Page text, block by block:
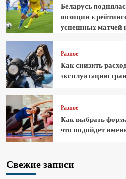
Беларусь
позиции в
успешных матчей
Разное
Как снизить
эксплуатацию
Разное
Как выбрать
что подойдет
Свежие записи